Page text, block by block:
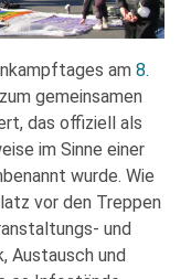
am 8.
gemeinsamen
das offiziell als
im Sinne einer
wurde. Wie
vor den Treppen
und
Austausch und